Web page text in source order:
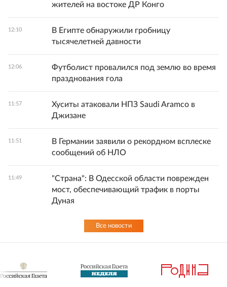
жителей на востоке ДР Конго
12:10
В Египте обнаружили гробницу
тысячелетней давности
12:06
Футболист провалился под землю во время
празднования гола
11:57
Хуситы атаковали НПЗ Saudi Aramco в
Джизане
11:51
В Германии заявили о рекордном всплеске
сообщений об НЛО
11:49
"Страна": В Одесской области поврежден
мост, обеспечивающий трафик в порты
Дуная
Все новости